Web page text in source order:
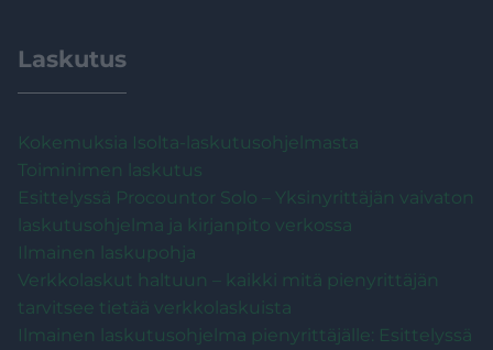
Laskutus
Kokemuksia Isolta-laskutusohjelmasta
Toiminimen laskutus
Esittelyssä Procountor Solo – Yksinyrittäjän vaivaton
laskutusohjelma ja kirjanpito verkossa
Ilmainen laskupohja
Verkkolaskut haltuun – kaikki mitä pienyrittäjän
tarvitsee tietää verkkolaskuista
Ilmainen laskutusohjelma pienyrittäjälle: Esittelyssä